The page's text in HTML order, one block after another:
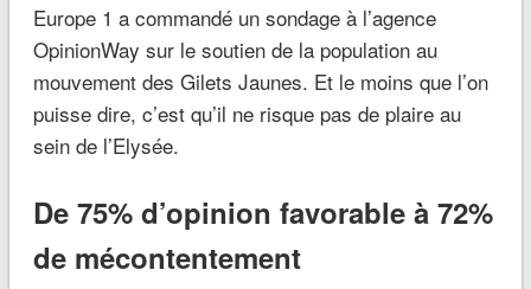
Europe 1 a commandé un sondage à l’agence
OpinionWay sur le soutien de la population au
mouvement des Gilets Jaunes. Et le moins que l’on
puisse dire, c’est qu’il ne risque pas de plaire au
sein de l’Elysée.
De 75% d’opinion favorable à 72%
de mécontentement